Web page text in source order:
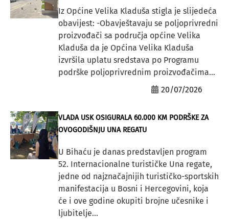
Iz Općine Velika Kladuša stigla je slijedeća
obavijest: -Obavještavaju se poljoprivredni
proizvođači sa područja općine Velika
Kladuša da je Općina Velika Kladuša
izvršila uplatu sredstava po Programu
podrške poljoprivrednim proizvođačima...
20/07/2026
VLADA USK OSIGURALA 60.000 KM PODRŠKE ZA
OVOGODIŠNJU UNA REGATU
U Bihaću je danas predstavljen program
52. Internacionalne turističke Una regate,
jedne od najznačajnijih turističko-sportskih
manifestacija u Bosni i Hercegovini, koja
će i ove godine okupiti brojne učesnike i
ljubitelje...